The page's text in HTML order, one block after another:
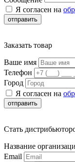
Я согласен на
отправить
Заказать товар
Ваше имя
Телефон
Город
Я согласен на
отправить
Стать
Название
Email